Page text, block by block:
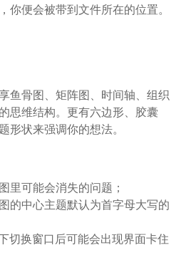
你便会被带到文件所在的位置。
鱼骨图、矩阵图、时间轴、组织
思维结构。更有六边形、胶囊
形状来强调你的想法。
里可能会消失的问题；
的中心主题默认为首字母大写的
切换窗口后可能会出现界面卡住